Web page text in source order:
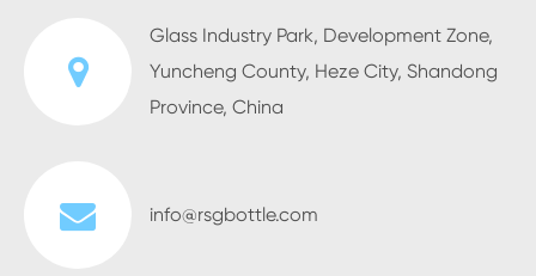
Glass Industry Park, Development Zone,
Yuncheng County, Heze City, Shandong
Province, China
info@rsgbottle.com